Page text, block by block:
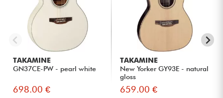
TAKAMINE
GN37CE-PW - pearl white
698.00 €
TAKAMINE
New Yorker GY93E - natural
gloss
659.00 €